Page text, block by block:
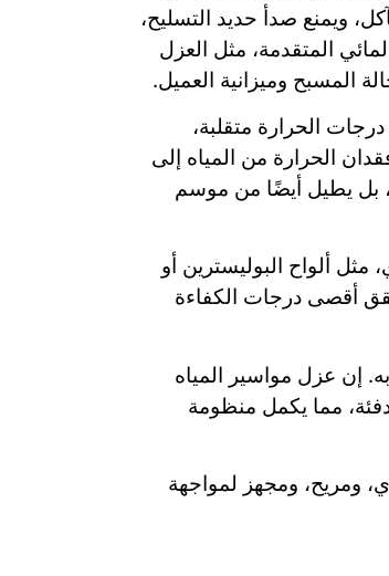
ويمنع صدأ حديد التسليح،
المتقدمة، مثل العزل
المسبح وميزانية العميل.
الحرارة متقلبة،
الحرارة من المياه إلى
بل يطيل أيضًا من موسم
ألواح البوليسترين أو
أقصى درجات الكفاءة
إن عزل مواسير المياه
مما يكمل منظومة
ومريح، ومجهز لمواجهة